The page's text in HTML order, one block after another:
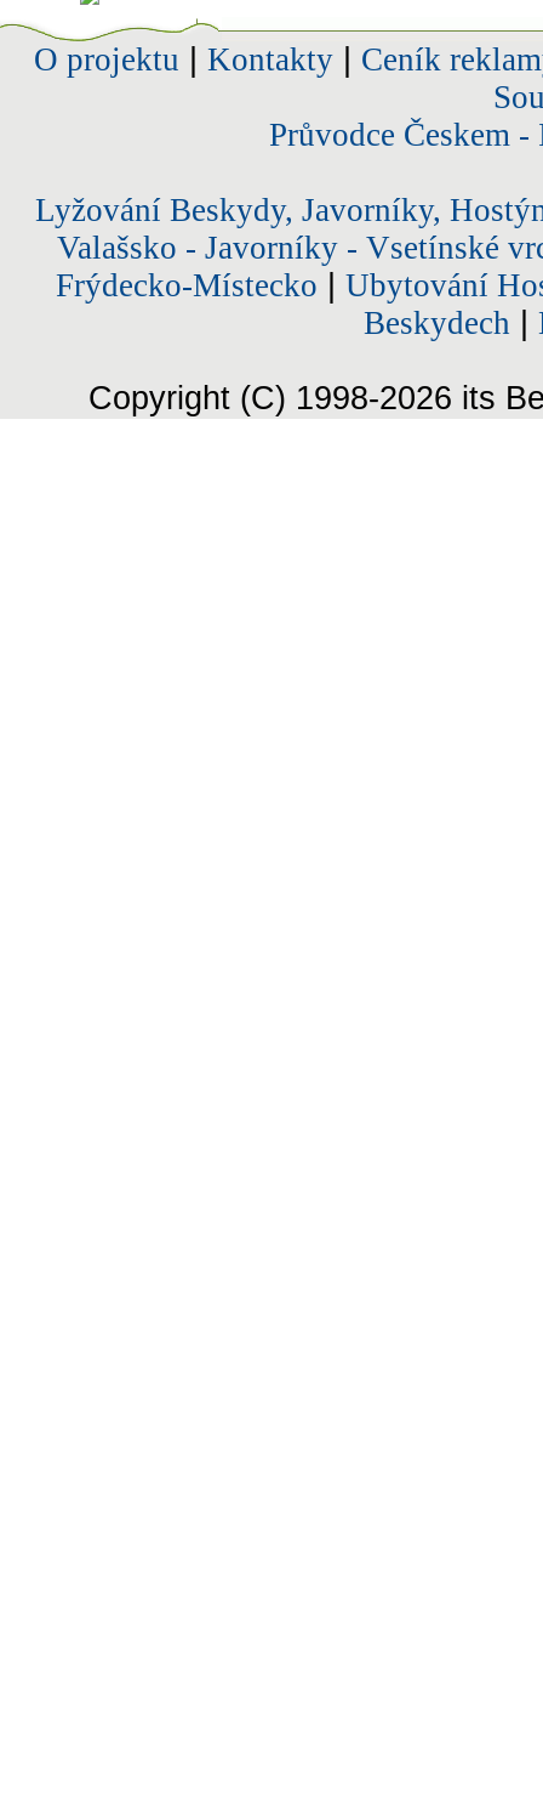
O projektu Kontakty| Ceník
Průvodce Českem
Lyžování Beskydy, Javorníky,
Valašsko - Javorníky - Vsetínské
Frýdecko-Místecko
Ubytování
Beskydech
Copyright (C) 1998-2026 its